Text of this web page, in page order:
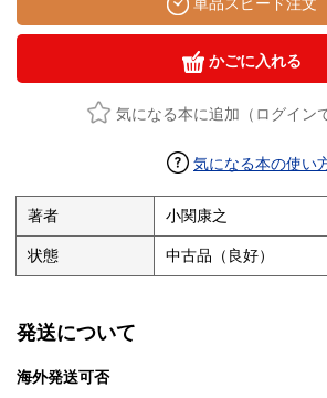
かごに入れる
気になる本に追加（ログイン
気になる本の使い
著者 小関康之
状態 中古品（良好）
発送について
海外発送可否